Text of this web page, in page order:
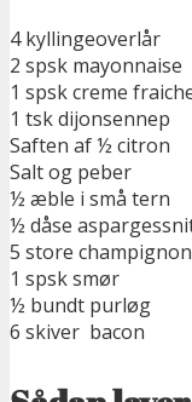
4 kyllingeoverlår
2 spsk mayonnaise
1 spsk creme
1 tsk dijonsennep
Saften af ½ citron
Salt og peber
½ æble i små tern
½ dåse
5 store
1 spsk smør
½ bundt purløg
6 skiver bacon